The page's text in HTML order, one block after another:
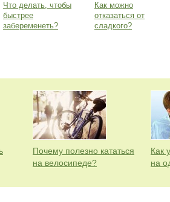
Что делать, чтобы
быстрее
забеременеть?
Как можно
отказаться от
сладкого?
Почему полезно кататься
на велосипеде?
Как
на